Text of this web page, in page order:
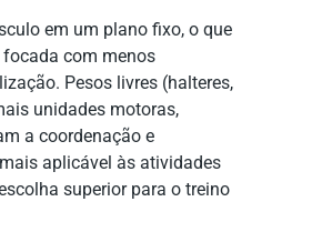
em um plano fixo, o que
com menos
Pesos livres (halteres,
unidades motoras,
a coordenação e
aplicável às atividades
superior para o treino